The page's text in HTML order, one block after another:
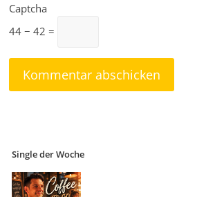
Captcha
44 − 42 =
Single der Woche